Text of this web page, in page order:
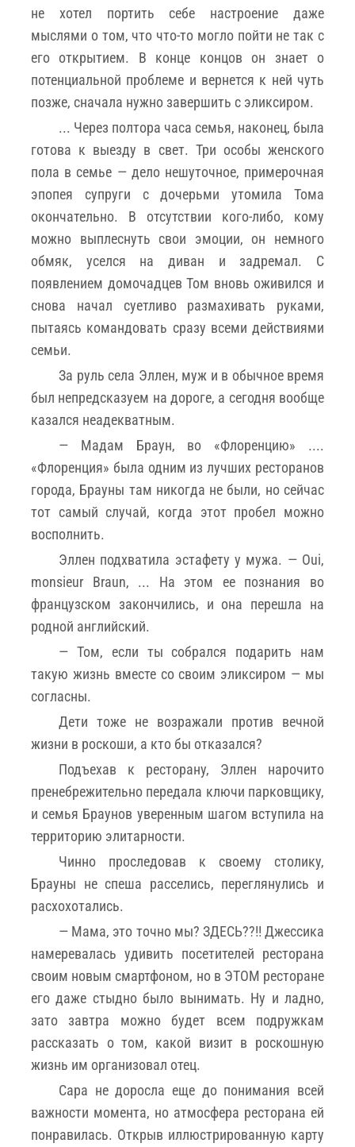
не хотел портить себе настроение даже
мыслями о том, что что-то могло пойти не так с
его открытием. В конце концов он знает о
потенциальной проблеме и вернется к ней чуть
позже, сначала нужно завершить с эликсиром.
... Через полтора часа семья, наконец, была
готова к выезду в свет. Три особы женского
пола в семье — дело нешуточное, примерочная
эпопея супруги с дочерьми утомила Тома
окончательно. В отсутствии кого-либо, кому
можно выплеснуть свои эмоции, он немного
обмяк, уселся на диван и задремал. С
появлением домочадцев Том вновь оживился и
снова начал суетливо размахивать руками,
пытаясь командовать сразу всеми действиями
семьи.
За руль села Эллен, муж и в обычное время
был непредсказуем на дороге, а сегодня вообще
казался неадекватным.
— Мадам Браун, во «Флоренцию» ....
«Флоренция» была одним из лучших ресторанов
города, Брауны там никогда не были, но сейчас
тот самый случай, когда этот пробел можно
восполнить.
Эллен подхватила эстафету у мужа. — Oui,
monsieur Braun, ... На этом ее познания во
французском закончились, и она перешла на
родной английский.
— Том, если ты собрался подарить нам
такую жизнь вместе со своим эликсиром — мы
согласны.
Дети тоже не возражали против вечной
жизни в роскоши, а кто бы отказался?
Подъехав к ресторану, Эллен нарочито
пренебрежительно передала ключи парковщику,
и семья Браунов уверенным шагом вступила на
территорию элитарности.
Чинно проследовав к своему столику,
Брауны не спеша расселись, переглянулись и
расхохотались.
— Мама, это точно мы? ЗДЕСЬ??!! Джессика
намеревалась удивить посетителей ресторана
своим новым смартфоном, но в ЭТОМ ресторане
его даже стыдно было вынимать. Ну и ладно,
зато завтра можно будет всем подружкам
рассказать о том, какой визит в роскошную
жизнь им организовал отец.
Сара не доросла еще до понимания всей
важности момента, но атмосфера ресторана ей
понравилась. Открыв иллюстрированную карту